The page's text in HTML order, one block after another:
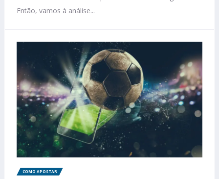
Então, vamos à análise...
COMO APOSTAR